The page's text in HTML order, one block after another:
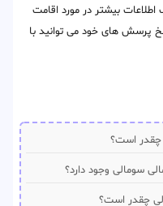
بیشتر در مورد اقامت
پرسش های خود می توانید با
چقدر است؟
سومالی وجود دارد؟
چقدر است؟